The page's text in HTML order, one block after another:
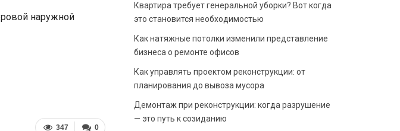
наружной
0
347
Квартира требует генеральной уборки? Вот когда
это становится необходимостью
Как натяжные потолки изменили представление
бизнеса о ремонте офисов
Как управлять проектом реконструкции: от
планирования до вывоза мусора
Демонтаж при реконструкции: когда разрушение
— это путь к созиданию